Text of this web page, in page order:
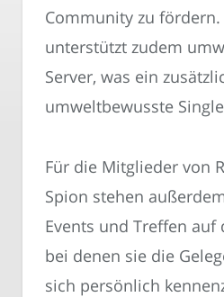
Community zu
unterstützt zudem
Server, was ein
umweltbewusste
Für die Mitglieder von
Spion stehen
Events und Treffen auf
bei denen sie die
sich persönlich